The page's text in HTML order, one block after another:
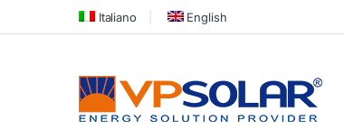
Skip to navigation
Skip to content Italiano English